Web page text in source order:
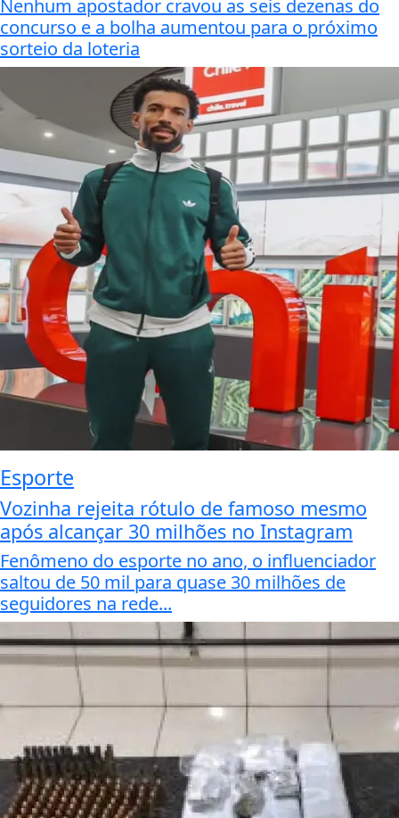
Nenhum apostador cravou as seis dezenas do
concurso e a bolha aumentou para o próximo
sorteio da loteria
Esporte
Vozinha rejeita rótulo de famoso mesmo
após alcançar 30 milhões no Instagram
Fenômeno do esporte no ano, o influenciador
saltou de 50 mil para quase 30 milhões de
seguidores na rede...